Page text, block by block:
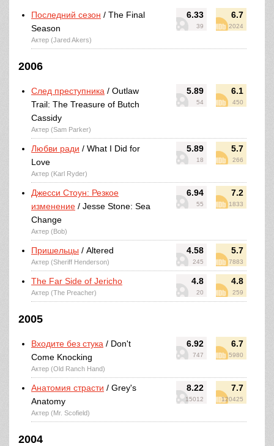
6.33
39
6.7
2024
Последний сезон / The Final
Season
Актер (Jared Akers)
2006
5.89
54
6.1
450
След преступника / Outlaw
Trail: The Treasure of Butch
Cassidy
Актер (Sam Parker)
5.89
18
5.7
266
Любви ради / What I Did for
Love
Актер (Karl Ryder)
6.94
55
7.2
1833
Джесси Стоун: Резкое
изменение / Jesse Stone: Sea
Change
Актер (Bob)
4.58
245
5.7
7883
Пришельцы / Altered
Актер (Sheriff Henderson)
4.8
20
4.8
259
The Far Side of Jericho
Актер (The Preacher)
2005
6.92
747
6.7
5980
Входите без стука / Don't
Come Knocking
Актер (Old Ranch Hand)
8.22
15012
7.7
120425
Анатомия страсти / Grey's
Anatomy
Актер (Mr. Scofield)
2004